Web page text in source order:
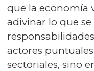
que la economía
adivinar lo que
actores
sectoriales, sino